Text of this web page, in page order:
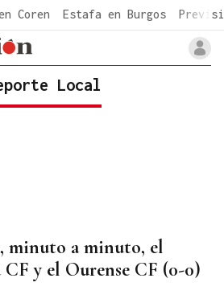
Coren Estafa en Burgos
Local
minuto a minuto, el
CF y el Ourense CF (0-0)